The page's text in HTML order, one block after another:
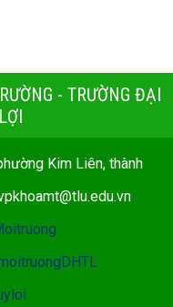
- TRƯỜNG ĐẠI
Kim Liên, thành